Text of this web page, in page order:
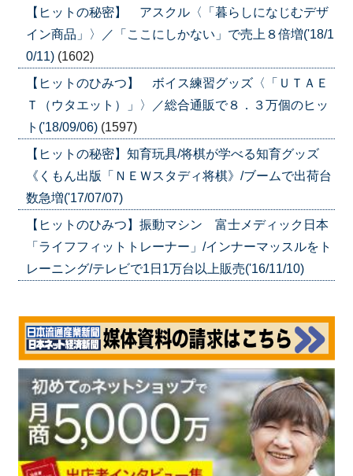
【ヒットの秘密】 アスクル〈「暮らしになじむデザ
イン商品」〉／「ここにしかない」で売上８倍増('18/1
0/11) (1602)
【ヒットのひみつ】 ボイス練習グッズ〈「ＵＴＡＥ
Ｔ（ウタエット）」〉／総合通販で８．３万個のヒッ
ト('18/09/06) (1597)
【ヒットの秘密】知育玩具/将棋が学べる知育グッズ
《くもん出版「ＮＥＷスタディ将棋》/ブームで出荷台
数急増('17/07/07)
【ヒットのひみつ】振動マシン 富士メディック日本
「ライフフィットトレーナー」/インナーマッスルをト
レーニング/テレビで1日1万台以上販売('16/11/10)